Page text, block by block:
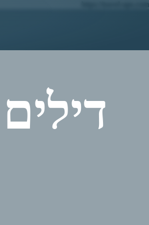
https://travel-ups.com